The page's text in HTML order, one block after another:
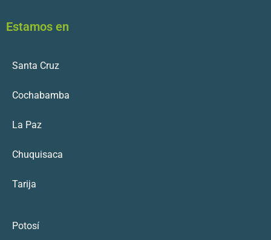
Estamos en
Santa Cruz
Cochabamba
La Paz
Chuquisaca
Tarija
Potosí